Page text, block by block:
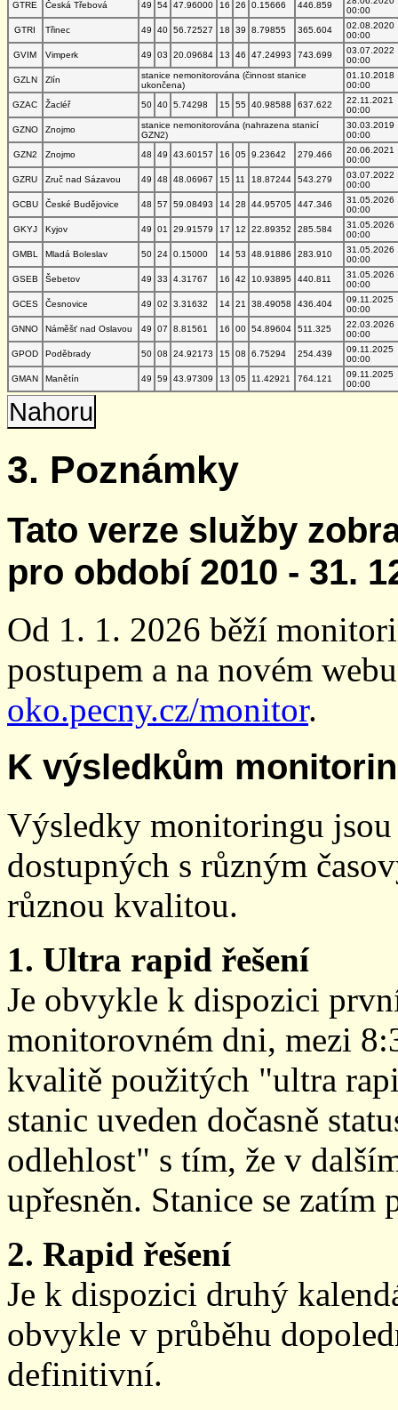
GTRE
Česká Třebová 49 54 47.96000 16 26 0.15666 446.859
00:00
GTRI
Třinec 49 40 56.72527 18 39 8.79855 365.604
02.08.2020
00:00
GVIM
Vimperk 49 03 20.09684 13 46 47.24993 743.699
03.07.2022
00:00
GZLN
Zlín
stanice nemonitorována (činnost stanice
ukončena)
01.10.2018
00:00
GZAC
Žacléř 50 40 5.74298 15 55 40.98588 637.622
22.11.2021
00:00
GZNO
Znojmo
stanice nemonitorována (nahrazena stanicí
GZN2)
30.03.2019
00:00
GZN2
Znojmo 48 49 43.60157 16 05 9.23642 279.466
20.06.2021
00:00
GZRU
Zruč nad Sázavou 49 48 48.06967 15 11 18.87244 543.279
03.07.2022
00:00
GCBU
České Budějovice 48 57 59.08493 14 28 44.95705 447.346
31.05.2026
00:00
GKYJ
Kyjov 49 01 29.91579 17 12 22.89352 285.584
31.05.2026
00:00
GMBL
Mladá Boleslav 50 24 0.15000 14 53 48.91886 283.910
31.05.2026
00:00
GSEB
Šebetov 49 33 4.31767 16 42 10.93895 440.811
31.05.2026
00:00
GCES
Česnovice 49 02 3.31632 14 21 38.49058 436.404
09.11.2025
00:00
GNNO
Náměšť nad Oslavou 49 07 8.81561 16 00 54.89604 511.325
22.03.2026
00:00
GPOD
Poděbrady 50 08 24.92173 15 08 6.75294 254.439
09.11.2025
00:00
GMAN
Manětín 49 59 43.97309 13 05 11.42921 764.121
09.11.2025
00:00
Nahoru
3. Poznámky
Tato verze služby
pro období 2010 - 31.
Od 1. 1. 2026 běží
postupem a na novém
oko.pecny.cz/monitor.
K výsledkům
Výsledky monitoringu
dostupných s různým
různou kvalitou.
1. Ultra rapid řešení
Je obvykle k dispozici
monitorovném dni, mezi
kvalitě použitých "ultra
stanic uveden dočasně
odlehlost" s tím, že v
upřesněn. Stanice se zatím
2. Rapid řešení
Je k dispozici druhý
obvykle v průběhu
definitivní.